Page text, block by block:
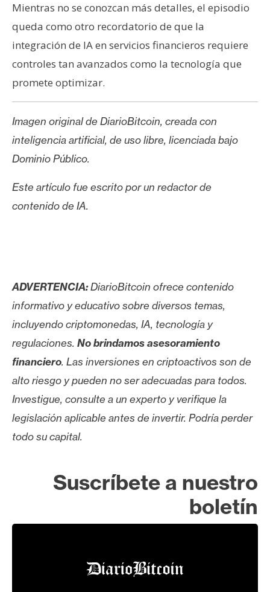
Mientras no se conozcan más detalles, el episodio
queda como otro recordatorio de que la
integración de IA en servicios financieros requiere
controles tan avanzados como la tecnología que
promete optimizar.
Imagen original de DiarioBitcoin, creada con
inteligencia artificial, de uso libre, licenciada bajo
Dominio Público.
Este artículo fue escrito por un redactor de
contenido de IA.
ADVERTENCIA:DiarioBitcoin ofrece contenido
informativo y educativo sobre diversos temas,
incluyendo criptomonedas, IA, tecnología y
regulaciones. No brindamos asesoramiento
financiero. Las inversiones en criptoactivos son de
alto riesgo y pueden no ser adecuadas para todos.
Investigue, consulte a un experto y verifique la
legislación aplicable antes de invertir. Podría perder
todo su capital.
Suscríbete a nuestro
boletín